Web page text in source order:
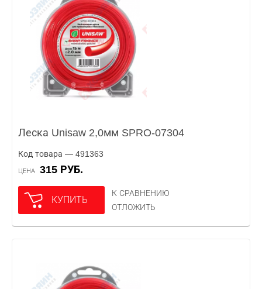
Леска Unisaw 2,0мм SPRO-07304
Код товара — 491363
ЦЕНА 315 РУБ.
КУПИТЬ
К СРАВНЕНИЮ
ОТЛОЖИТЬ